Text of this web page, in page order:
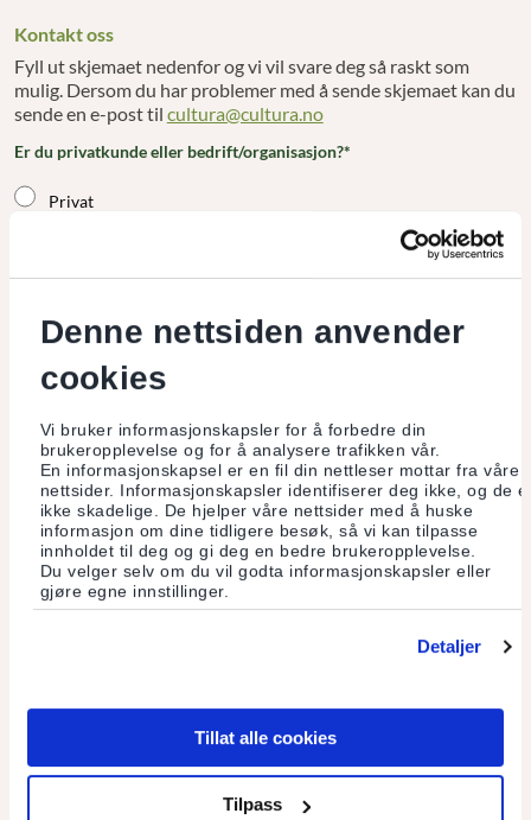
Denne nettsiden anvender
cookies
Vi bruker informasjonskapsler for å forbedre din
brukeropplevelse og for å analysere trafikken vår.
En informasjonskapsel er en fil din nettleser mottar fra våre
nettsider. Informasjonskapsler identifiserer deg ikke, og de
ikke skadelige. De hjelper våre nettsider med å huske
informasjon om dine tidligere besøk, så vi kan tilpasse
innholdet til deg og gi deg en bedre brukeropplevelse.
Du velger selv om du vil godta informasjonskapsler eller
gjøre egne innstillinger.
Detaljer
Tillat alle cookies
Tilpass
Kontakt oss
Fyll ut skjemaet nedenfor og vi vil svare deg så raskt som
mulig. Dersom du har problemer med å sende skjemaet kan du
sende en e-post til cultura@cultura.no
Er du privatkunde eller bedrift/organisasjon?*
Privat
Betalingskort
Kredittkort
Nettbank
Mobilbank
Konto
Lån
Andre henvendelser
Navn